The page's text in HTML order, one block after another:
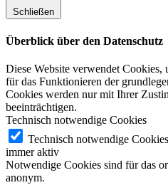
Schließen
Überblick über den Datenschutz
Diese Website verwendet Cookies,
für das Funktionieren der
Cookies werden nur mit Ihrer
beeinträchtigen.
Technisch notwendige Cookies
Technisch notwendige Cookies
immer aktiv
Notwendige Cookies sind für das
anonym.